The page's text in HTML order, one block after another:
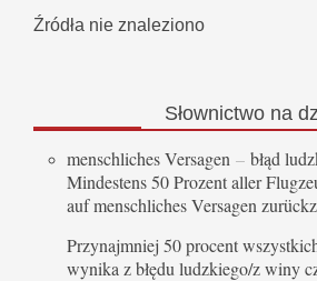
Źródła nie znaleziono
Słownictwo na
menschliches Versagen – błąd
Mindestens 50 Prozent aller
auf menschliches Versagen
Przynajmniej 50 procent
wynika z błędu ludzkiego/z winy